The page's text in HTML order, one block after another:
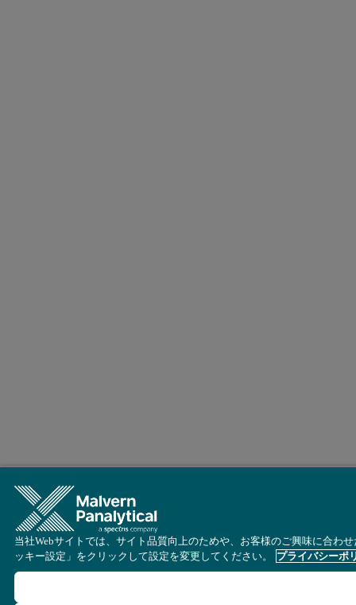
当社Webサイトでは、サイト品質向上のためや、お客様のご興味に合わ
ッキー設定」をクリックして設定を変更してください。
プライバシーポ